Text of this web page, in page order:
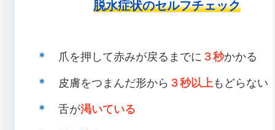
脱水症状のセルフチェック
＊ 爪を押して赤みが戻るまでに ３秒かかる
＊ 皮膚をつまんだ形から ３秒以上 もどらない
＊ 舌が渇いている